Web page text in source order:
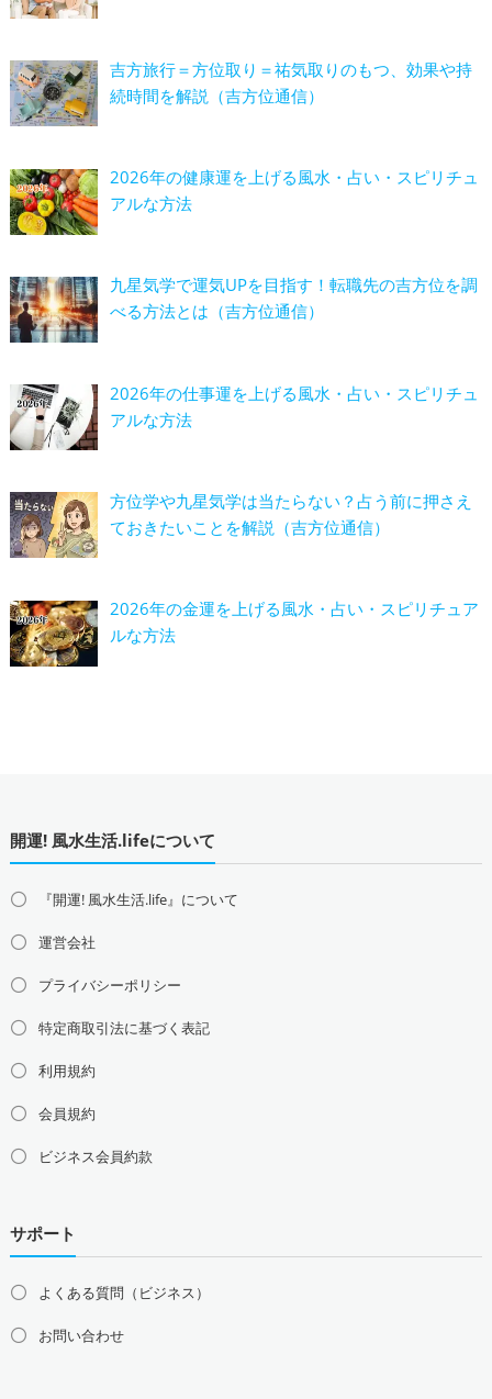
吉方旅行＝方位取り＝祐気取りのもつ、効果や持
続時間を解説（吉方位通信）
2026年の健康運を上げる風水・占い・スピリチュ
アルな方法
九星気学で運気UPを目指す！転職先の吉方位を調
べる方法とは（吉方位通信）
2026年の仕事運を上げる風水・占い・スピリチュ
アルな方法
方位学や九星気学は当たらない？占う前に押さえ
ておきたいことを解説（吉方位通信）
2026年の金運を上げる風水・占い・スピリチュア
ルな方法
開運! 風水生活.lifeについて
『開運! 風水生活.life』について
運営会社
プライバシーポリシー
特定商取引法に基づく表記
利用規約
会員規約
ビジネス会員約款
サポート
よくある質問（ビジネス）
お問い合わせ